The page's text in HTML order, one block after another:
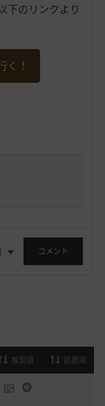
下のリンクより
く！
コメント
推奨順 話題順